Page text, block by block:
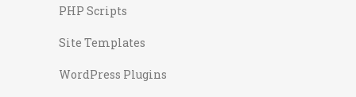
PHP Scripts
Site Templates
WordPress Plugins